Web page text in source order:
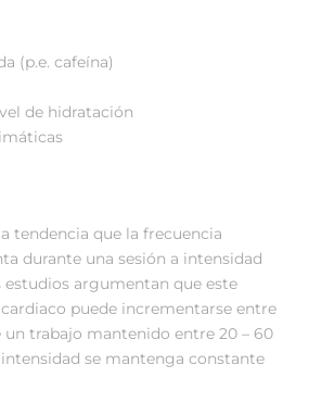
(p.e. cafeína)
de hidratación
tendencia que la frecuencia
durante una sesión a intensidad
argumentan que este
puede incrementarse entre
un trabajo mantenido entre 20 – 60
se mantenga constante